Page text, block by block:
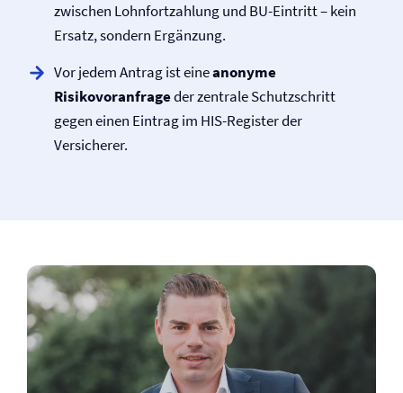
zwischen Lohnfortzahlung und BU-Eintritt – kein
Ersatz, sondern Ergänzung.
Vor jedem Antrag ist eineanonyme
Risikovoranfrageder zentrale Schutzschritt
gegen einen Eintrag im HIS-Register der
Versicherer.